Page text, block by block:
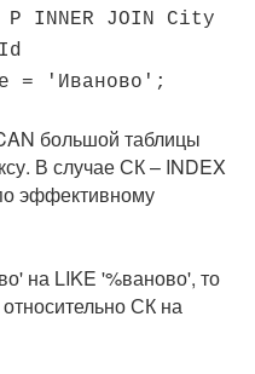
JOIN City
= 'Иваново';
большой таблицы
В случае СК – INDEX
эффективному
на LIKE '%ваново', то
СК на